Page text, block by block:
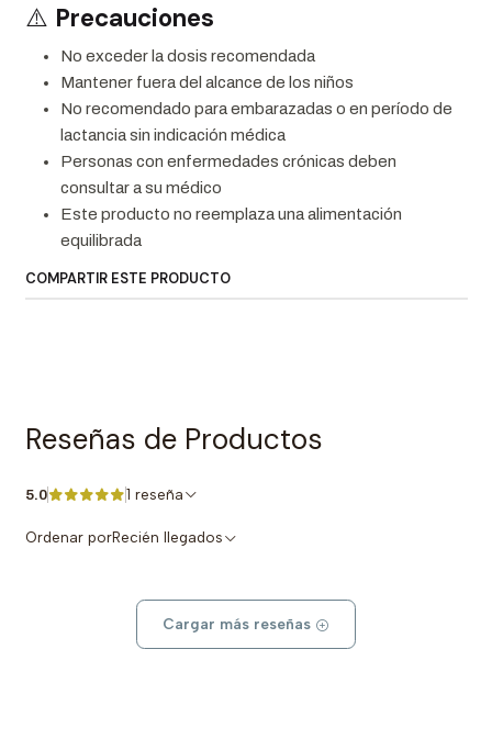
⚠️ Precauciones
No exceder la dosis recomendada
Mantener fuera del alcance de los niños
No recomendado para embarazadas o en período de
lactancia sin indicación médica
Personas con enfermedades crónicas deben
consultar a su médico
Este producto no reemplaza una alimentación
equilibrada
COMPARTIR ESTE PRODUCTO
Reseñas de Productos
5.0 1 reseña
Ordenar porRecién llegados
Cargar más reseñas